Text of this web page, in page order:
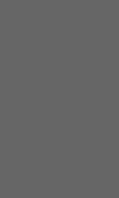
особой
со стороны
Medium Density
сотовая панель
защищены